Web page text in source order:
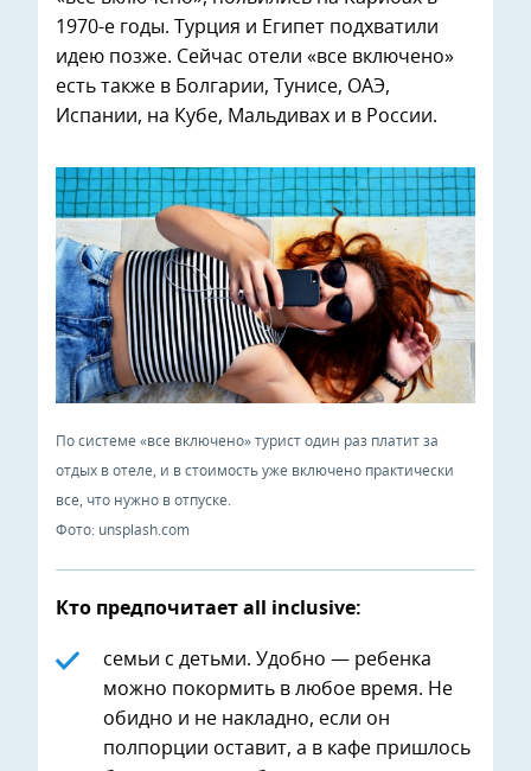
1970-е годы. Турция и Египет подхватили
идею позже. Сейчас отели «все включено»
есть также в Болгарии, Тунисе, ОАЭ,
Испании, на Кубе, Мальдивах и в России.
По системе «все включено» турист один раз платит за
отдых в отеле, и в стоимость уже включено практически
все, что нужно в отпуске.
Фото: unsplash.com
Кто предпочитает all inclusive:
семьи с детьми. Удобно — ребенка
можно покормить в любое время. Не
обидно и не накладно, если он
полпорции оставит, а в кафе пришлось